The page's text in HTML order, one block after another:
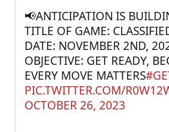
📢ANTICIPATION IS
TITLE OF GAME:
DATE: NOVEMBER 2ND,
OBJECTIVE: GET READY,
EVERY MOVE MATTERS
PIC.TWITTER.COM/
OCTOBER 26, 2023